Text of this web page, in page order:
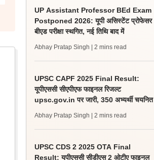
UP Assistant Professor BEd Exam
Postponed 2026: यूपी असिस्टेंट प्रोफेसर
बीएड परीक्षा स्थगित, नई तिथि बाद में
Abhay Pratap Singh | 2 mins read
UPSC CAPF 2025 Final Result:
यूपीएससी सीएपीएफ फाइनल रिजल्ट
upsc.gov.in पर जारी, 350 अभ्यर्थी चयनित
Abhay Pratap Singh | 2 mins read
UPSC CDS 2 2025 OTA Final
Result: यूपीएससी सीडीएस 2 ओटीए फाइनल